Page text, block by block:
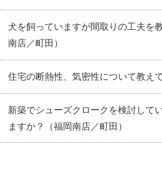
犬を飼っていますが間取りの工夫を
南店／町田）
住宅の断熱性、気密性について教え
新築でシューズクロークを検討して
ますか？（福岡南店／町田）